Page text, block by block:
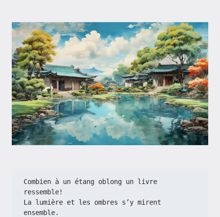
Combien à un étang oblong un livre
ressemble!
La lumière et les ombres s’y mirent
ensemble.